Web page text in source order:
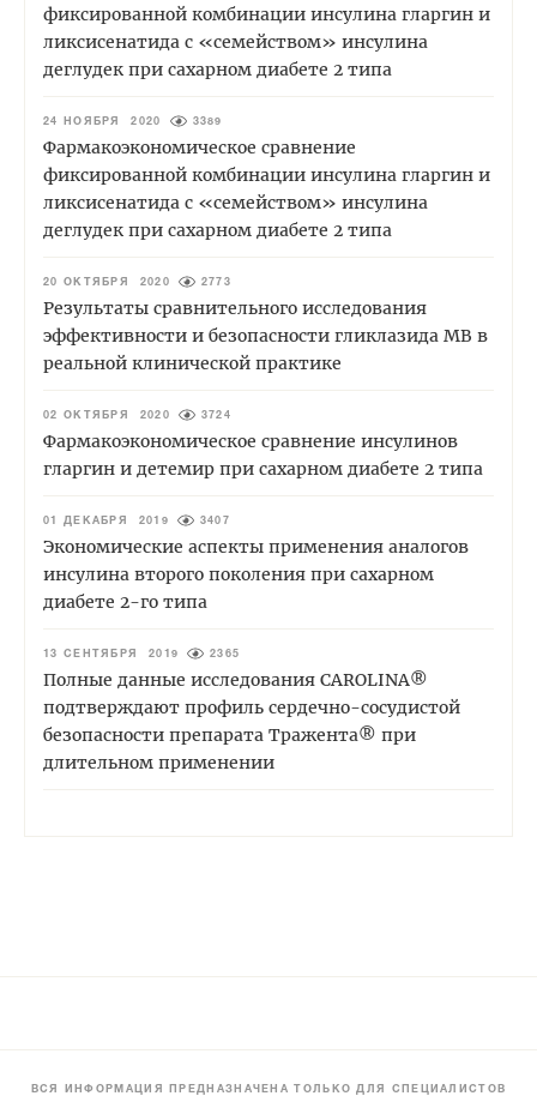
фиксированной комбинации инсулина гларгин и
ликсисенатида с «семейством» инсулина
деглудек при сахарном диабете 2 типа
24 НОЯБРЯ 2020 3389
Фармакоэкономическое сравнение
фиксированной комбинации инсулина гларгин и
ликсисенатида с «семейством» инсулина
деглудек при сахарном диабете 2 типа
20 ОКТЯБРЯ 2020 2773
Результаты сравнительного исследования
эффективности и безопасности гликлазида МВ в
реальной клинической практике
02 ОКТЯБРЯ 2020 3724
Фармакоэкономическое сравнение инсулинов
гларгин и детемир при сахарном диабете 2 типа
01 ДЕКАБРЯ 2019 3407
Экономические аспекты применения аналогов
инсулина второго поколения при сахарном
диабете 2-го типа
13 СЕНТЯБРЯ 2019 2365
Полные данные исследования CAROLINA®
подтверждают профиль сердечно-сосудистой
безопасности препарата Тражента® при
длительном применении
ВСЯ ИНФОРМАЦИЯ ПРЕДНАЗНАЧЕНА ТОЛЬКО ДЛЯ СПЕЦИАЛИСТОВ